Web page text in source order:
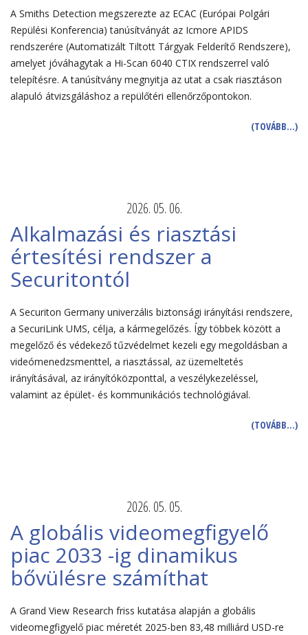
A Smiths Detection megszerezte az ECAC (Európai Polgári
Repülési Konferencia) tanúsítványát az Icmore APIDS
rendszerére (Automatizált Tiltott Tárgyak Felderítő Rendszere),
amelyet jóváhagytak a Hi-Scan 6040 CTIX rendszerrel való
telepítésre. A tanúsítvány megnyitja az utat a csak riasztáson
alapuló átvizsgáláshoz a repülőtéri ellenőrzőpontokon.
(TOVÁBB…)
2026. 05. 06.
Alkalmazási és riasztási
értesítési rendszer a
Securitontól
A Securiton Germany univerzális biztonsági irányítási rendszere,
a SecuriLink UMS, célja, a kármegelőzés. Így többek között a
megelőző és védekező tűzvédelmet kezeli egy megoldásban a
videómenedzsmenttel, a riasztással, az üzemeltetés
irányításával, az irányítóközponttal, a veszélykezeléssel,
valamint az épület- és kommunikációs technológiával.
(TOVÁBB…)
2026. 05. 05.
A globális videomegfigyelő
piac 2033 -ig dinamikus
bővülésre számíthat
A Grand View Research friss kutatása alapján a globális
videomegfigyelő piac méretét 2025-ben 83,48 milliárd USD-re